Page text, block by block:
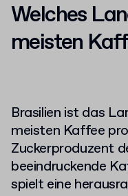
Welches
meisten
Brasilien ist das
meisten Kaffee
Zuckerproduzent
beeindruckende
spielt eine